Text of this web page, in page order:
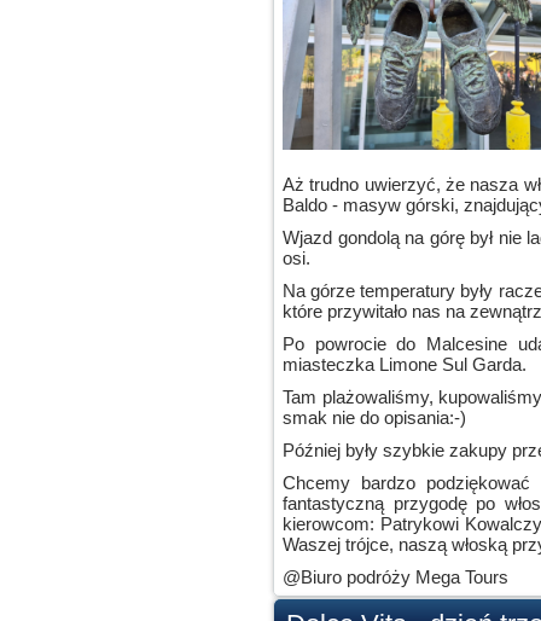
Aż trudno uwierzyć, że nasza
Baldo - masyw górski,
Wjazd gondolą na górę był nie
osi.
Na górze temperatury były
które przywitało nas na
Po powrocie do Malcesine
miasteczka Limone Sul Garda.
Tam plażowaliśmy,
smak nie do opisania:-)
Później były szybkie zakupy
Chcemy bardzo
fantastyczną przygodę po
kierowcom: Patrykowi
Waszej trójce, naszą włoską
@Biuro podróży Mega Tours